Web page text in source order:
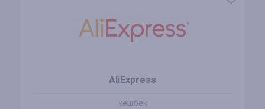
AliExpress
кешбек